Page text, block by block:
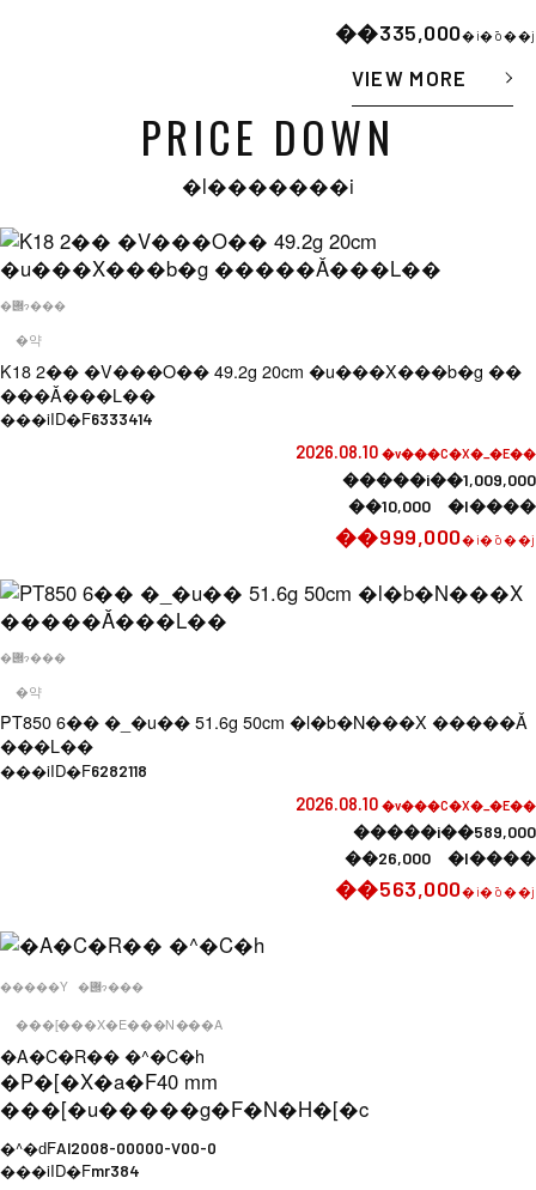
��335,000�i�ō��j
VIEW MORE
PRICE DOWN
�l�������i
�݌ɂ���
�약
K18 2�� �V���O�� 49.2g 20cm �u���X���b�g ��
���Ǎ���L��
���iID�F6333414
2026.08.10 �v���C�X�_�E��
�����i��1,009,000
��10,000 �l����
��999,000�i�ō��j
�݌ɂ���
�약
PT850 6�� �_�u�� 51.6g 50cm �l�b�N���X �����Ǎ
���L��
���iID�F6282118
2026.08.10 �v���C�X�_�E��
�����i��589,000
��26,000 �l����
��563,000�i�ō��j
�����Y �݌ɂ���
���[���X�E���N���A
�A�C�R�� �^�C�h
�P�[�X�a�F40 mm
���[�u�����g�F�N�H�[�c
�^�ԁFAI2008-00000-V00-0
���iID�Fmr384